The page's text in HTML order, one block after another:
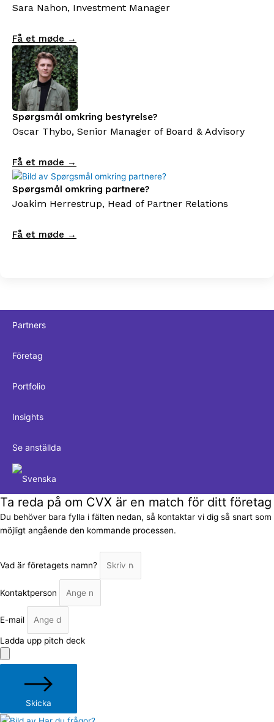
Sara Nahon, Investment Manager
Få et møde →
Spørgsmål omkring bestyrelse?
Oscar Thybo, Senior Manager of Board & Advisory
Få et møde →
Spørgsmål omkring partnere?
Joakim Herrestrup, Head of Partner Relations
Få et møde →
Partners
Företag
Portfolio
Insights
Se anställda
Ta reda på om CVX är en match för ditt företag
Du behöver bara fylla i fälten nedan, så kontaktar vi dig så snart som
möjligt angående den kommande processen.
Vad är företagets namn?
Kontaktperson
E-mail
Ladda upp pitch deck
Skicka